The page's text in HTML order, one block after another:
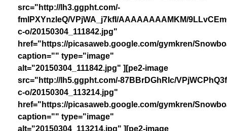
src="http://lh3.ggpht.com/-
fmlPXYnzleQ/VPjWA_j7kfI/AAAAAAAAMKM/
c-o/20150304_111842.jpg"
href="https://picasaweb.google.com/gymkren/
caption="" type="image"
alt="20150304_111842.jpg" ][pe2-image
src="http://lh5.ggpht.com/-87BBrDGhRIc/
c-o/20150304_113214.jpg"
href="https://picasaweb.google.com/gymkren/
caption="" type="image"
alt="20150304_113214.jpg" ][pe2-image